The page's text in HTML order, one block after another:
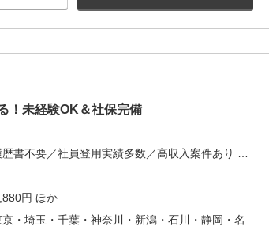
！未経験OK＆社保完備
歴書不要／社員登用実績多数／高収入案件あり …
円 ほか
・埼玉・千葉・神奈川・新潟・石川・静岡・名